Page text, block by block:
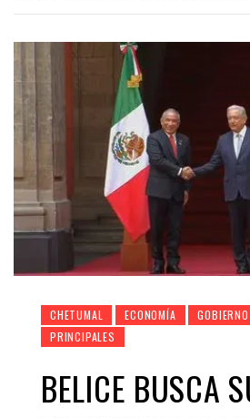
CHETUMAL ECONOMÍA GOBIERNO
PRINCIPALES
BELICE BUSCA